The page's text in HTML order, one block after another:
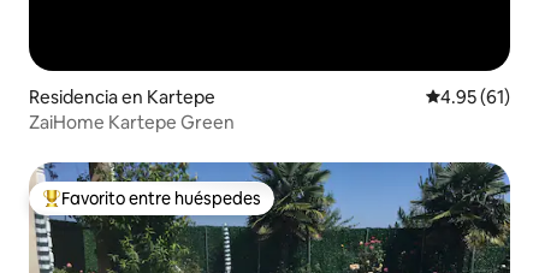
Residencia en Kartepe Calificación
4.95 (61)
ZaiHome Kartepe Green
De los mejores en Favorito entre huéspedes
Favorito entre huéspedes